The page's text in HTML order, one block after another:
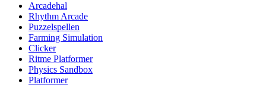
Arcadehal
Rhythm Arcade
Puzzelspellen
Farming Simulation
Clicker
Ritme Platformer
Physics Sandbox
Platformer